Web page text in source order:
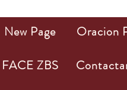
New Page Oracion
FACE ZBS